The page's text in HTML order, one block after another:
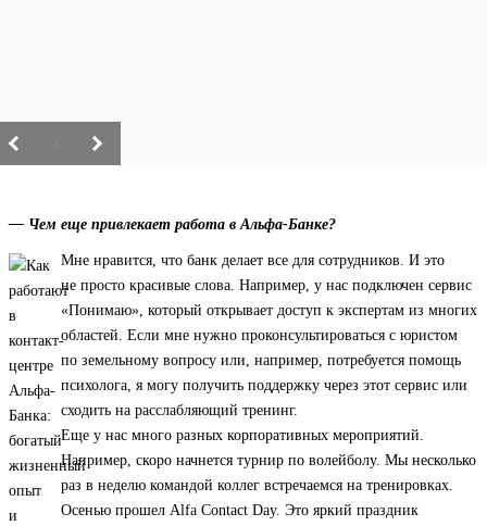
— Чем еще привлекает работа в Альфа-Банке?
Мне нравится, что банк делает все для сотрудников. И это
не просто красивые слова. Например, у нас подключен сервис
«Понимаю», который открывает доступ к экспертам из многих
областей. Если мне нужно проконсультироваться с юристом
по земельному вопросу или, например, потребуется помощь
психолога, я могу получить поддержку через этот сервис или
сходить на расслабляющий тренинг.
Еще у нас много разных корпоративных мероприятий.
Например, скоро начнется турнир по волейболу. Мы несколько
раз в неделю командой коллег встречаемся на тренировках.
Осенью прошел Alfa Contact Day. Это яркий праздник